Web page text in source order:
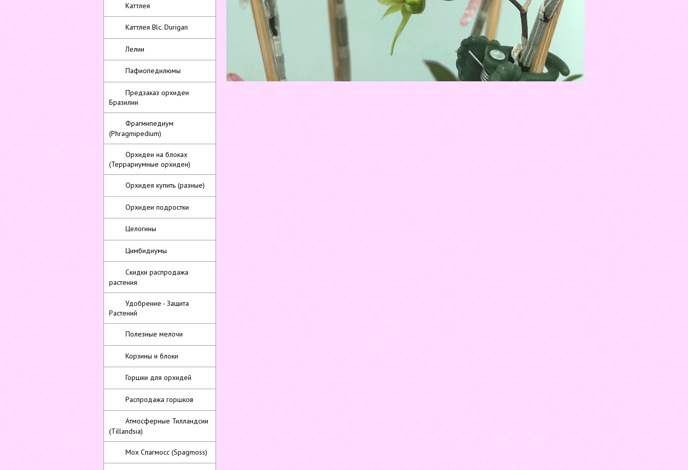
Каттлея
Каттлея Blc. Durigan
Лелии
Пафиопедилюмы
Предзаказ орхидеи
Бразилии
Фрагмипедиум
(Phragmipedium)
Орхидеи на блоках
(Террариумные орхидеи)
Орхидея купить (разные)
Орхидеи подростки
Целогины
Цимбидиумы
Скидки распродажа
растения
Удобрение - Защита
Растений
Полезные мелочи
Корзины и блоки
Горшки для орхидей
Распродажа горшков
Атмосферные Тилландсии
(Tillandsia)
Мох Спагмосс (Spagmoss)